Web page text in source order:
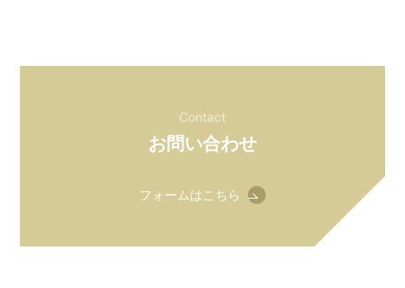
Contact
お問い合わせ
フォームはこちら